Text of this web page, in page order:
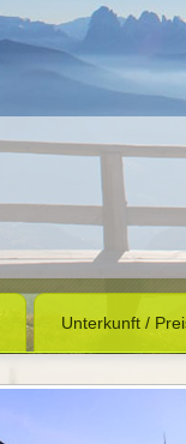
Unterkunft /